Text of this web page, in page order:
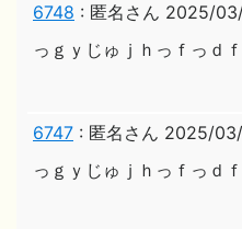
6748 : 匿名さん 2025/
っｇｙじゅｊｈっｆっｄ
6747 : 匿名さん 2025/
っｇｙじゅｊｈっｆっｄ